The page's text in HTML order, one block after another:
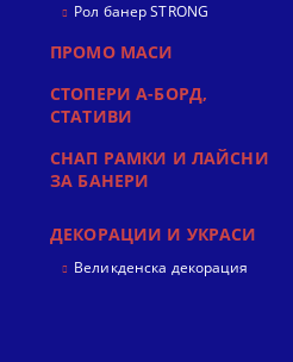
Рол банер STRONG
ПРОМО МАСИ
СТОПЕРИ А-БОРД,
СТАТИВИ
СНАП РАМКИ И ЛАЙСНИ
ЗА БАНЕРИ
ДЕКОРАЦИИ И УКРАСИ
Великденска декорация